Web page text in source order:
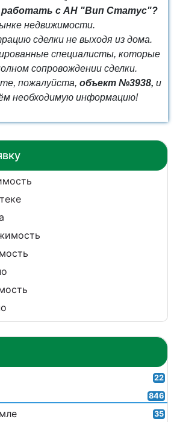
22
846
35
работать с АН "Вип Статус"?
недвижимости.
сделки не выходя из дома.
специалисты, которые
сопровождении сделки.
пожалуйста, объект №3938, и
необходимую информацию!